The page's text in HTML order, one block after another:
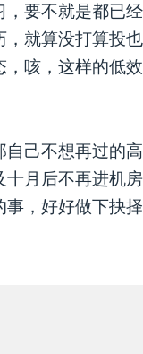
要不就是都已
就算没打算投
咳，这样的低
己不想再过的
月后不再进机
，好好做下抉择